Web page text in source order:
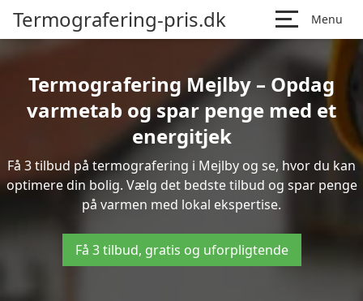
Termografering-pris.dk Menu
Termografering Mejlby – Opdag
varmetab og spar penge med et
energitjek
Få 3 tilbud på termografering i Mejlby og se, hvor du kan
optimere din bolig. Vælg det bedste tilbud og spar penge
på varmen med lokal ekspertise.
Få 3 tilbud, gratis og uforpligtende